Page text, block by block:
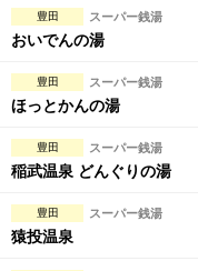
豊田 スーパー銭湯
おいでんの湯
豊田 スーパー銭湯
ほっとかんの湯
豊田 スーパー銭湯
稲武温泉 どんぐりの湯
豊田 スーパー銭湯
猿投温泉